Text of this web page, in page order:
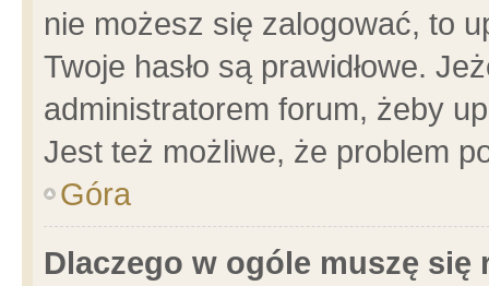
nie możesz się zalogować, to
Twoje hasło są prawidłowe.
administratorem forum, żeby
Jest też możliwe, że problem
Góra
Dlaczego w ogóle muszę się